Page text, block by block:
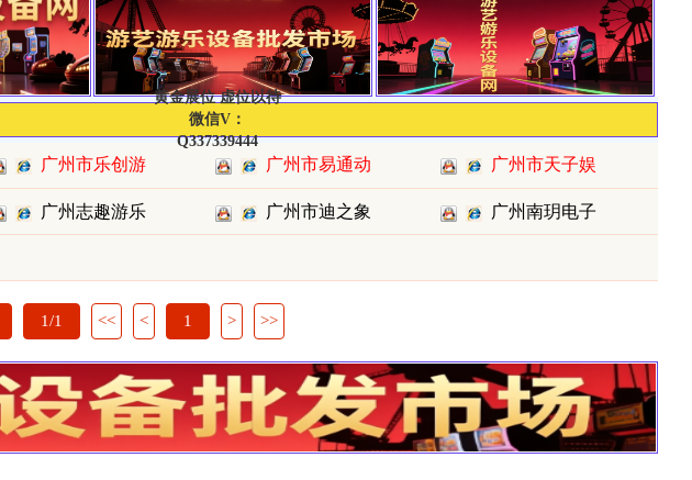
黄金展位 虚位以待
微信V：
Q337339444
广州市乐创游
设备有
广州市易通动
漫科技有
广州市天子娱
电子科技
广州志趣游乐 广州市迪之象 广州南玥电子
1/1 << < 1 > >>